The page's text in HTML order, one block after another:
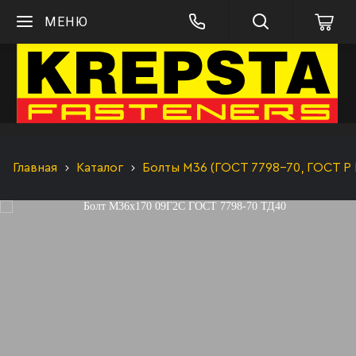
МЕНЮ
Главная Каталог Болты М36 (ГОСТ 7798-70, ГОСТ Р